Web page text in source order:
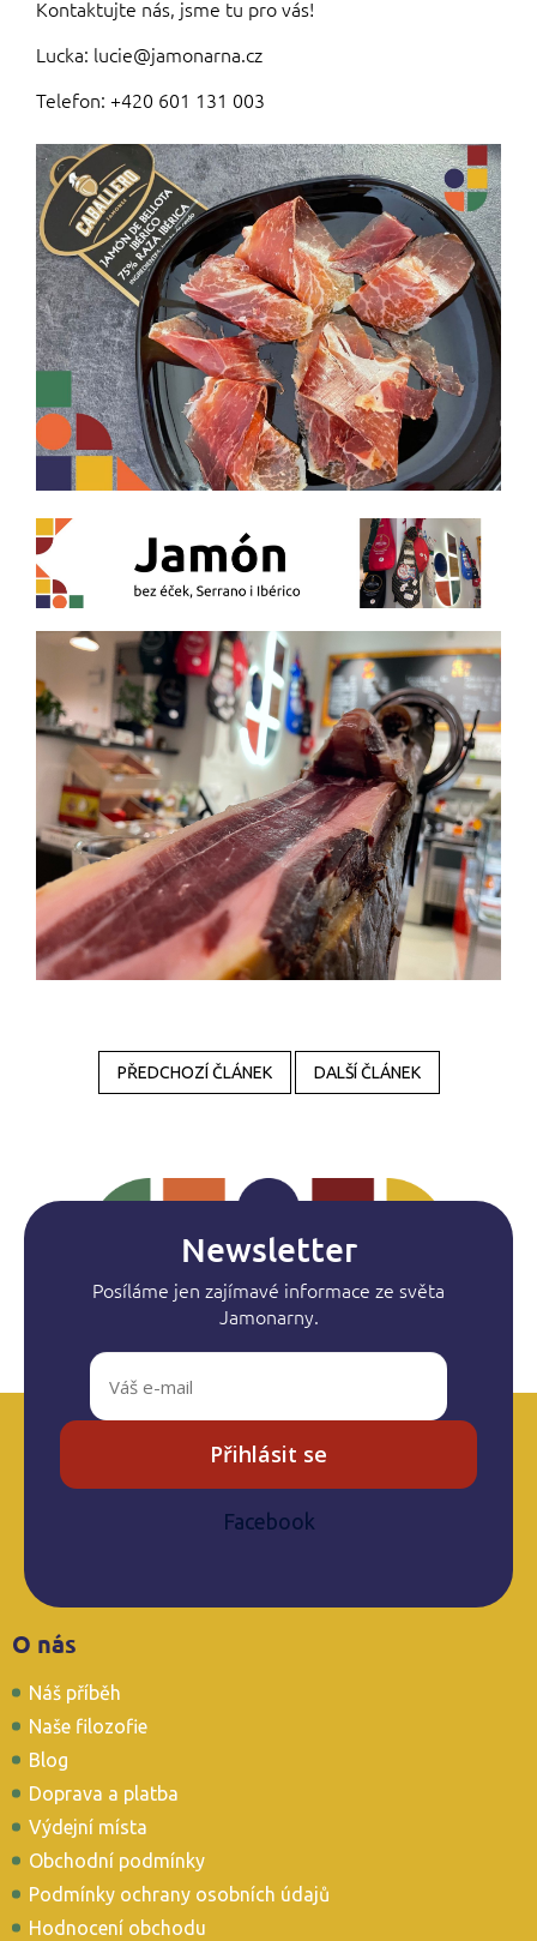
Kontaktujte nás, jsme tu pro vás!
Lucka: lucie@jamonarna.cz
Telefon: +420 601 131 003
PŘEDCHOZÍ ČLÁNEK DALŠÍ ČLÁNEK
Newsletter
Posíláme jen zajímavé informace ze světa
Jamonarny.
Přihlásit se
Facebook
O nás
Náš příběh
Naše filozofie
Blog
Doprava a platba
Výdejní místa
Obchodní podmínky
Podmínky ochrany osobních údajů
Hodnocení obchodu